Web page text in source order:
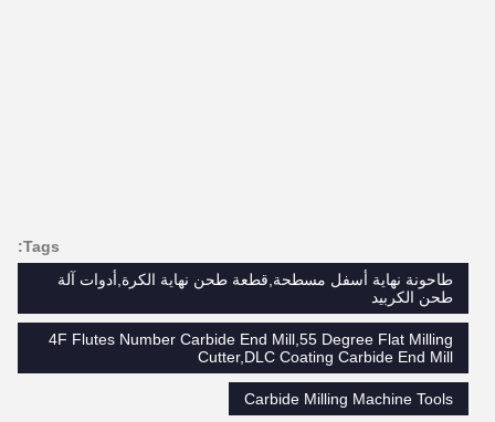
Tags:
طاحونة نهاية أسفل مسطحة,قطعة طحن نهاية الكرة,أدوات آلة
طحن الكربيد
4F Flutes Number Carbide End Mill,55 Degree Flat Milling
Cutter,DLC Coating Carbide End Mill
Carbide Milling Machine Tools